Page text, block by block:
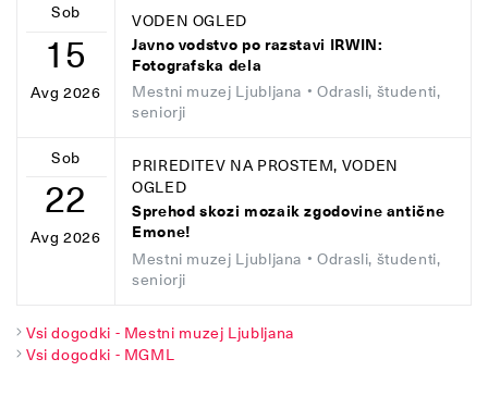
Sob
15
Avg 2026
VODEN OGLED
Javno vodstvo po razstavi IRWIN:
Fotografska dela
Mestni muzej Ljubljana • Odrasli, študenti,
seniorji
Sob
22
Avg 2026
PRIREDITEV NA PROSTEM, VODEN
OGLED
Sprehod skozi mozaik zgodovine antične
Emone!
Mestni muzej Ljubljana • Odrasli, študenti,
seniorji
Vsi dogodki - Mestni muzej Ljubljana
Vsi dogodki - MGML